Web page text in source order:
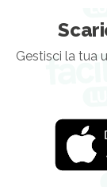
Gestisci la tua